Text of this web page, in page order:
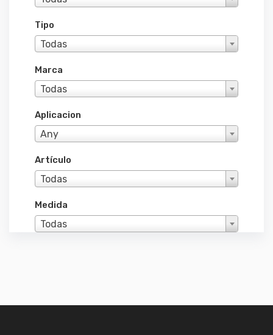
Tipo
Todas
Marca
Todas
Aplicacion
Any
Artículo
Todas
Medida
Todas